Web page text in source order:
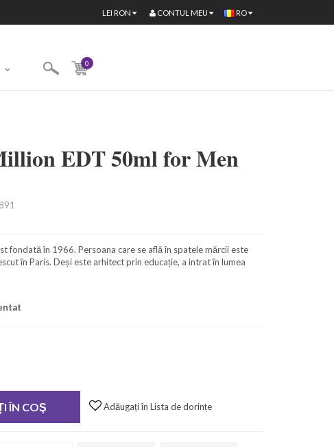
RO
LEI RON CONTUL MEU
0
EDT 50ml for Men
fondată în 1966. Persoana care se află în spatele mărcii este
în Paris. Deși este arhitect prin educație, a intrat în lumea
ÎN COŞ Adăugați în Lista de dorințe